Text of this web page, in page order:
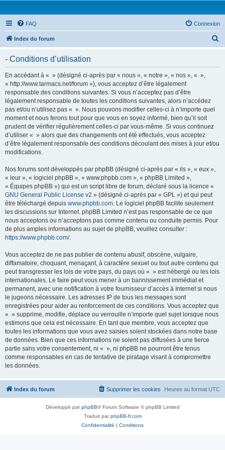
FAQ Connexion
Index du forum
- Conditions d’utilisation
En accédant à « » (désigné ci-après par « nous », « notre », « nos », « »,
« http://www.tarmacs.net/forum »), vous acceptez d’être légalement
responsable des conditions suivantes. Si vous n’acceptez pas d’être
légalement responsable de toutes les conditions suivantes, alors n’accédez
pas et/ou n’utilisez pas « ». Nous pouvons modifier celles-ci à n’importe quel
moment et nous ferons tout pour que vous en soyez informé, bien qu’il soit
prudent de vérifier régulièrement celles-ci par vous-même. Si vous continuez
d’utiliser « » alors que des changements ont été effectués, vous acceptez
d’être légalement responsable des conditions découlant des mises à jour et/ou
modifications.
Nos forums sont développés par phpBB (désigné ci-après par « ils », « eux »,
« leur », « logiciel phpBB », « www.phpbb.com », « phpBB Limited »,
« Équipes phpBB ») qui est un script libre de forum, déclaré sous la licence «
GNU General Public License v2 » (désigné ci-après par « GPL ») et qui peut
être téléchargé depuis www.phpbb.com. Le logiciel phpBB facilite seulement
les discussions sur Internet. phpBB Limited n’est pas responsable de ce que
nous acceptons ou n’acceptons pas comme contenu ou conduite permis. Pour
de plus amples informations au sujet de phpBB, veuillez consulter :
https://www.phpbb.com/.
Vous acceptez de ne pas publier de contenu abusif, obscène, vulgaire,
diffamatoire, choquant, menaçant, à caractère sexuel ou tout autre contenu qui
peut transgresser les lois de votre pays, du pays où « » est hébergé ou les lois
internationales. Le faire peut vous mener à un bannissement immédiat et
permanent, avec une notification à votre fournisseur d’accès à Internet si nous
le jugeons nécessaire. Les adresses IP de tous les messages sont
enregistrées pour aider au renforcement de ces conditions. Vous acceptez que
« » supprime, modifie, déplace ou verrouille n’importe quel sujet lorsque nous
estimons que cela est nécessaire. En tant que membre, vous acceptez que
toutes les informations que vous avez saisies soient stockées dans notre base
de données. Bien que ces informations ne soient pas diffusées à une tierce
partie sans votre consentement, ni « », ni phpBB ne pourront être tenus
comme responsables en cas de tentative de piratage visant à compromettre
les données.
Index du forum Heures au format UTC
Supprimer les cookies
Développé parphpBB® Forum Software © phpBB Limited
Traduit parphpBB-fr.com
Confidentialité | Conditions